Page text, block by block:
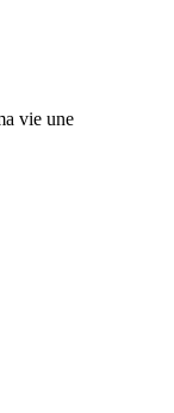
vie une